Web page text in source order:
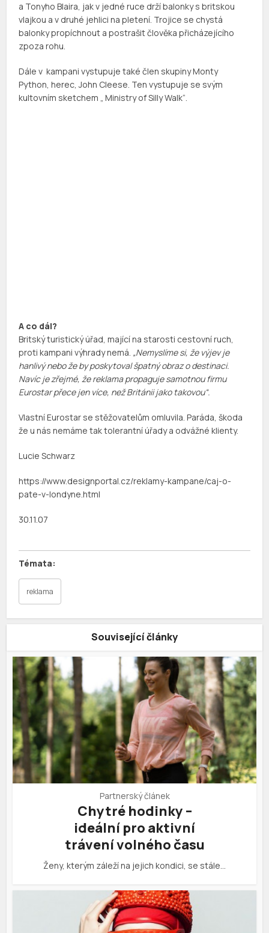
a Tonyho Blaira, jak v jedné ruce drží balonky s britskou
vlajkou a v druhé jehlici na pletení. Trojice se chystá
balonky propíchnout a postrašit člověka přicházejícího
zpoza rohu.
Dále v kampani vystupuje také člen skupiny Monty
Python, herec, John Cleese. Ten vystupuje se svým
kultovním sketchem „ Ministry of Silly Walk“.
A co dál?
Britský turistický úřad, mající na starosti cestovní ruch,
proti kampani výhrady nemá. „Nemyslíme si, že výjev je
hanlivý nebo že by poskytoval špatný obraz o destinaci.
Navíc je zřejmé, že reklama propaguje samotnou firmu
Eurostar přece jen více, než Británii jako takovou“.
Vlastní Eurostar se stěžovatelům omluvila. Paráda, škoda
že u nás nemáme tak tolerantní úřady a odvážné klienty.
Lucie Schwarz
https://www.designportal.cz/reklamy-kampane/caj-o-
pate-v-londyne.html
30.11.07
reklama
Související články
Partnerský článek
Chytré hodinky –
ideální pro aktivní
trávení volného času
Ženy, kterým záleží na jejich kondici, se stále…